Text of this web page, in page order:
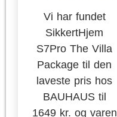
Vi har fundet
SikkertHjem
S7Pro The Villa
Package til den
laveste pris hos
BAUHAUS til
1649 kr. og varen